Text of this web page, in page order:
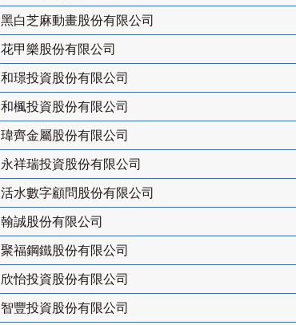
黑白芝麻動畫股份有限公司
花甲樂股份有限公司
和璟投資股份有限公司
和楓投資股份有限公司
瑋齊金屬股份有限公司
永祥瑞投資股份有限公司
活水數字顧問股份有限公司
翰誠股份有限公司
聚福鋼鐵股份有限公司
欣怡投資股份有限公司
智豐投資股份有限公司